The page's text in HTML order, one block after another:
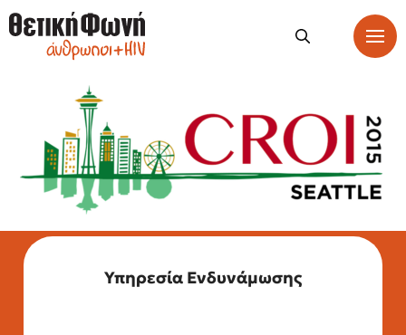
Υπηρεσία Ενδυνάμωσης